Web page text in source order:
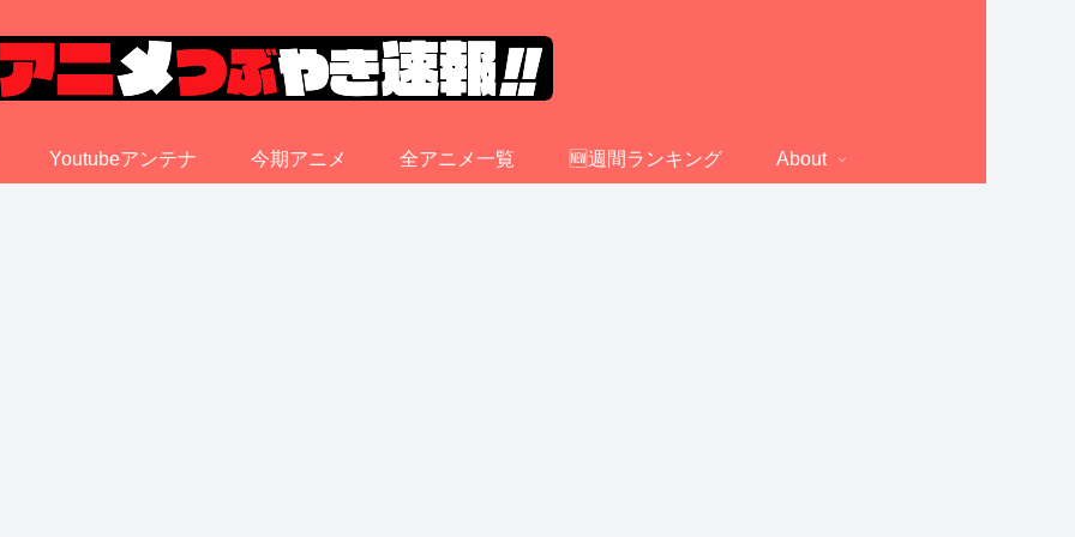
Youtubeアンテナ 今期アニメ 全アニメ一覧 🆕週間ランキング About